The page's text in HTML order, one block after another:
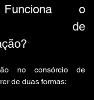
o
de
no consórcio de
de duas formas: